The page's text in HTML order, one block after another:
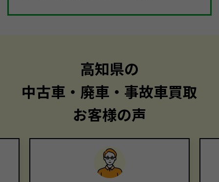
高知県の
中古車・廃車・事故車買取
お客様の声